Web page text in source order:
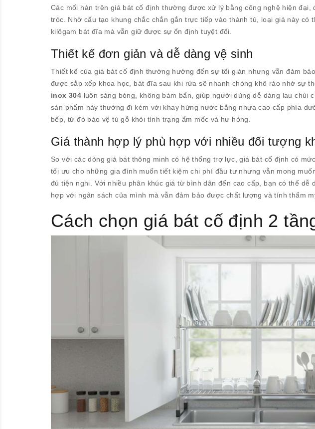
Các mối hàn trên giá bát cố định thường được xử lý bằng công nghệ hiện
tróc. Nhờ cấu tạo khung chắc chắn gắn trực tiếp vào thành tủ, loại giá này
kilôgam bát đĩa mà vẫn giữ được sự ổn định tuyệt đối.
Thiết kế đơn giản và dễ dàng vệ sinh
Thiết kế của giá bát cố định thường hướng đến sự tối giản nhưng vẫn đảm
được sắp xếp khoa học, bát đĩa sau khi rửa sẽ nhanh chóng khô ráo nhờ sự
inox 304 luôn sáng bóng, không bám bẩn, giúp người dùng dễ dàng lau chùi
sản phẩm này thường đi kèm với khay hứng nước bằng nhựa cao cấp phía
bếp, từ đó bảo vệ tủ gỗ khỏi tình trạng ẩm mốc và hư hỏng.
Giá thành hợp lý phù hợp với nhiều đối tượng
So với các dòng giá bát thông minh có hệ thống trợ lực, giá bát cố định có
tối ưu cho những gia đình muốn tiết kiệm chi phí đầu tư nhưng vẫn mong
đủ tiện nghi. Với nhiều phân khúc giá từ bình dân đến cao cấp, bạn có thể dễ
hợp với ngân sách của mình mà vẫn đảm bảo được chất lượng và tính thẩm
Cách chọn giá bát cố định 2